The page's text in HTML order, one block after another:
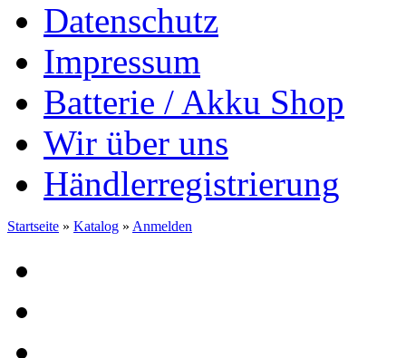
Datenschutz
Impressum
Batterie / Akku Shop
Wir über uns
Händlerregistrierung
Startseite » Katalog » Anmelden